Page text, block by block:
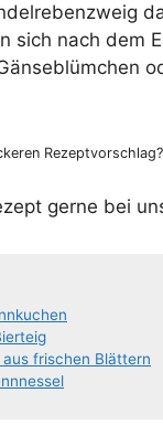
sich nach dem
ger­ne bei
aus fri­schen Blättern